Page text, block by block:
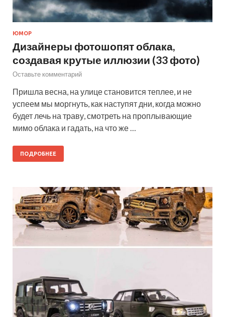
ЮМОР
Дизайнеры фотошопят облака,
создавая крутые иллюзии (33 фото)
Оставьте комментарий
Пришла весна, на улице становится теплее, и не
успеем мы моргнуть, как наступят дни, когда можно
будет лечь на траву, смотреть на проплывающие
мимо облака и гадать, на что же …
ПОДРОБНЕЕ